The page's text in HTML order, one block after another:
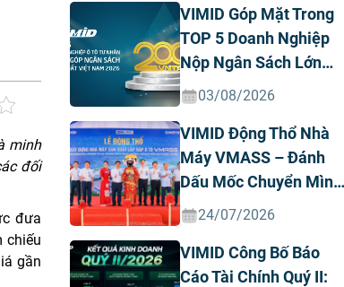
minh
đối
đưa
chiếu
gần
VIMID Góp Mặt Trong
TOP 5 Doanh Nghiệp
Nộp Ngân Sách Lớn
Nhất Việt Nam Năm
Nhân
03/08/2026
VIMID Động Thổ Nhà
Máy VMASS – Đánh
Dấu Mốc Chuyển Mình
Chiến Lược
24/07/2026
VIMID Công Bố Báo
Cáo Tài Chính Quý II: